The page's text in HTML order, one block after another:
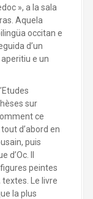
», a la sala
Aquela
occitan e
d’un
e un
sur
ce
d’abord en
puis
Il
peintes
Le livre
la plus